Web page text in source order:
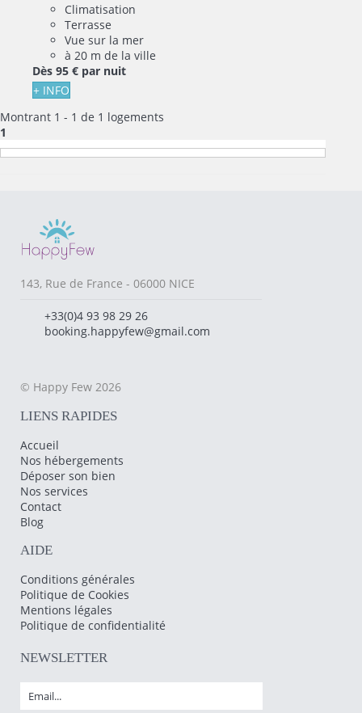
Climatisation
Terrasse
Vue sur la mer
à 20 m de la ville
Dès 95 € par nuit
+ INFO
Montrant 1 - 1 de 1 logements
1
143, Rue de France - 06000 NICE
+33(0)4 93 98 29 26
booking.happyfew@gmail.com
© Happy Few 2026
LIENS RAPIDES
Accueil
Nos hébergements
Déposer son bien
Nos services
Contact
Blog
AIDE
Conditions générales
Politique de Cookies
Mentions légales
Politique de confidentialité
NEWSLETTER